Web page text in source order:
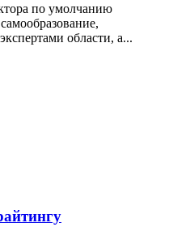
по умолчанию
области, а...